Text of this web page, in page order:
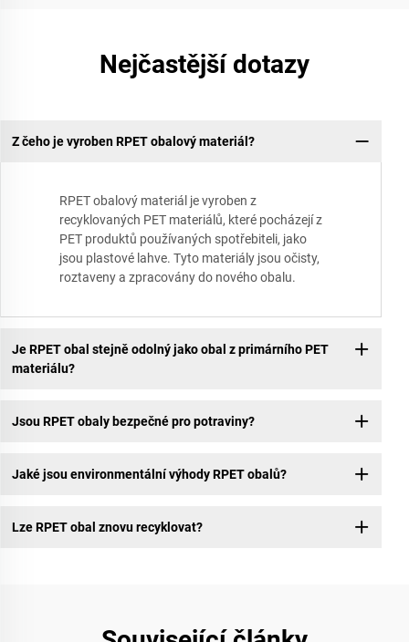
Nejčastější dotazy
Z čeho je vyroben RPET obalový materiál?
RPET obalový materiál je vyroben z
recyklovaných PET materiálů, které pocházejí z
PET produktů používaných spotřebiteli, jako
jsou plastové lahve. Tyto materiály jsou očisty,
roztaveny a zpracovány do nového obalu.
Je RPET obal stejně odolný jako obal z primárního PET
materiálu?
Jsou RPET obaly bezpečné pro potraviny?
Jaké jsou environmentální výhody RPET obalů?
Lze RPET obal znovu recyklovat?